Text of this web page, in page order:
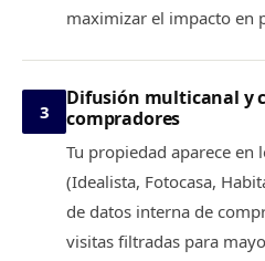
maximizar el impacto en
3
Difusión multicanal y
compradores
Tu propiedad aparece en
(Idealista, Fotocasa,
de datos interna de
visitas filtradas para